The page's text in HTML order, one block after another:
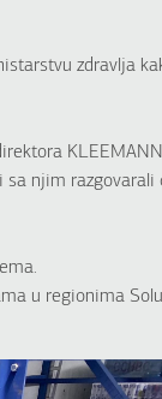
zdravlja
KLEEMANN
sa njim razgovarali
u regionima